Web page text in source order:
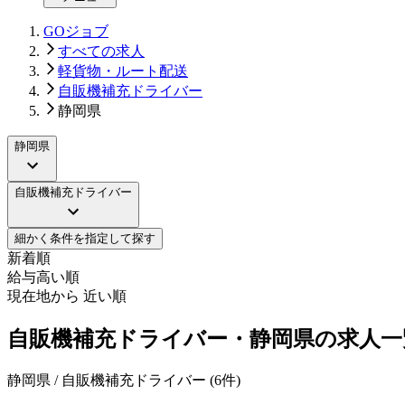
GOジョブ
すべての求人
軽貨物・ルート配送
自販機補充ドライバー
静岡県
静岡県
自販機補充ドライバー
細かく条件を指定して探す
新着順
給与高い順
現在地から 近い順
自販機補充ドライバー・静岡県の求人
静岡県 / 自販機補充ドライバー (6件)